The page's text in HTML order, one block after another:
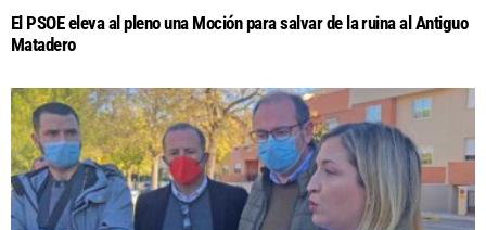
El PSOE eleva al pleno una Moción para salvar de la ruina al Antiguo
Matadero